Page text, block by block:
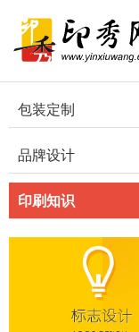
包装定制
品牌设计
印刷知识